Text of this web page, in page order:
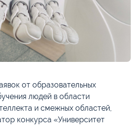
от образовательных
людей в области
и смежных областей,
конкурса «Университет